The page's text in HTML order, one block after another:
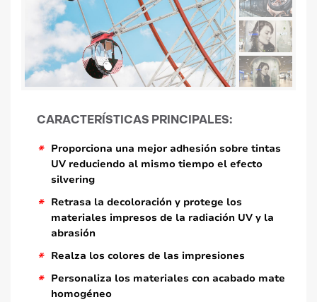
CARACTERÍSTICAS PRINCIPALES:
*
Proporciona una mejor adhesión sobre tintas
UV reduciendo al mismo tiempo el efecto
silvering
*
Retrasa la decoloración y protege los
materiales impresos de la radiación UV y la
abrasión
* Realza los colores de las impresiones
*
Personaliza los materiales con acabado mate
homogéneo